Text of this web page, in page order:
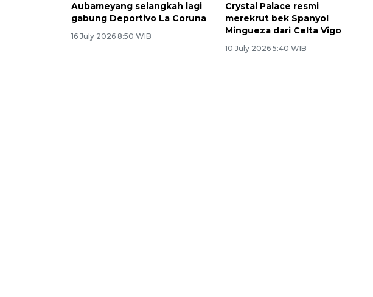
Aubameyang selangkah lagi
gabung Deportivo La Coruna
16 July 2026 8:50 WIB
Crystal Palace resmi
merekrut bek Spanyol
Mingueza dari Celta Vigo
10 July 2026 5:40 WIB